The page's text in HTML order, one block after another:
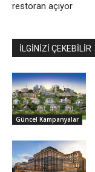
restoran açıyor
İLGİNİZİ ÇEKEBİLİR
Güncel Kampanyalar